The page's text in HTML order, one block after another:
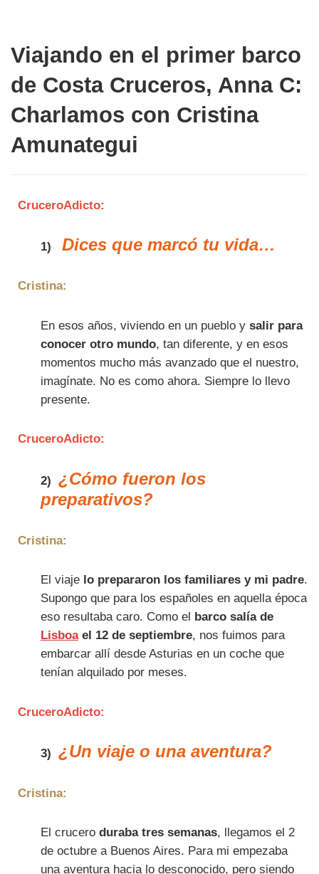
Viajando en el primer barco
de Costa Cruceros, Anna C:
Charlamos con Cristina
Amunategui
CruceroAdicto:
1) Dices que marcó tu vida…
Cristina:
En esos años, viviendo en un pueblo y salir para
conocer otro mundo, tan diferente, y en esos
momentos mucho más avanzado que el nuestro,
imagínate. No es como ahora. Siempre lo llevo
presente.
CruceroAdicto:
2) ¿Cómo fueron los
preparativos?
Cristina:
El viaje lo prepararon los familiares y mi padre.
Supongo que para los españoles en aquella época
eso resultaba caro. Como el
barco salía de
Lisboael 12 de septiembre, nos fuimos para
embarcar allí desde Asturias en un coche que
tenían alquilado por meses.
CruceroAdicto:
3) ¿Un viaje o una aventura?
Cristina:
El crucero duraba tres semanas, llegamos el 2
de octubre a Buenos Aires. Para mi empezaba
una aventura hacia lo desconocido, pero siendo